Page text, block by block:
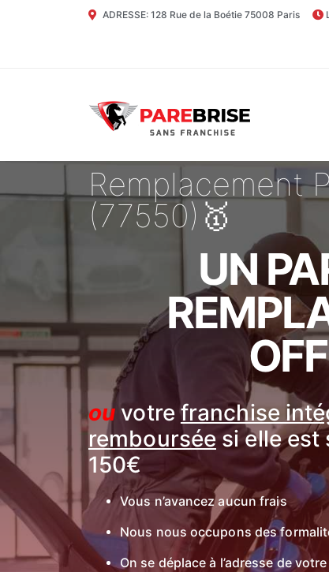
ADRESSE: 128 Rue de la Boétie 75008 Paris
Remplacement
(77550)🥇
UN
ou votrefranchise
remboursée si elle est
150€
Vous n’avancez aucun frais
Nous nous occupons des
On se déplace à l’adresse de